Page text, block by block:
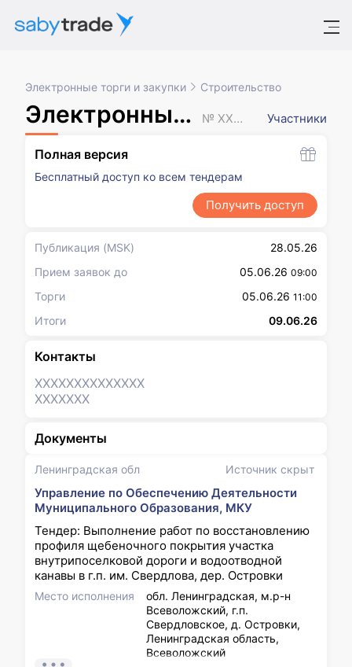
Электронные торги и закупки Строительство
Электронный аукцион № XXXXXXX Участники
Ленинградская обл Источник скрыт
Управление по Обеспечению Деятельности
Муниципального Образования, МКУ
Тендер: Выполнение работ по восстановлению
профиля щебеночного покрытия участка
внутрипоселковой дороги и водоотводной
канавы в г.п. им. Свердлова, дер. Островки
Место исполнения
обл. Ленинградская, м.р-н
Всеволожский, г.п.
Свердловское, д. Островки,
Ленинградская область,
Всеволожский
Полная версия
Бесплатный доступ ко всем тендерам
Получить доступ
Публикация (MSK)
28.05.26
Прием заявок до
05.06.26 09:00
Торги 05.06.26 11:00
Итоги 09.06.26
Контакты
XXXXXXXXXXXXXX
XXXXXXX
Документы